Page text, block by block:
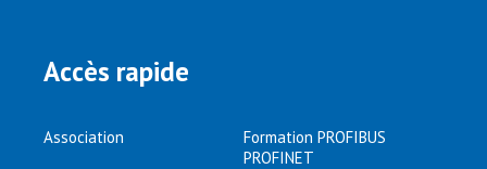
Accès rapide
Association
Formation PROFIBUS
PROFINET